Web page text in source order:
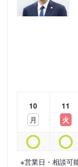
10
月
11
火
※営業日・相談可